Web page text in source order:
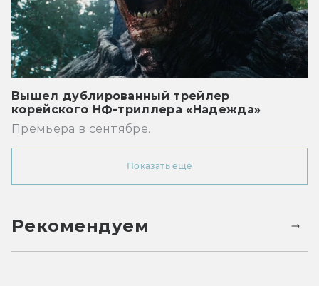
Вышел дублированный трейлер
корейского НФ-триллера «Надежда»
Премьера в сентябре.
Показать ещё
Рекомендуем